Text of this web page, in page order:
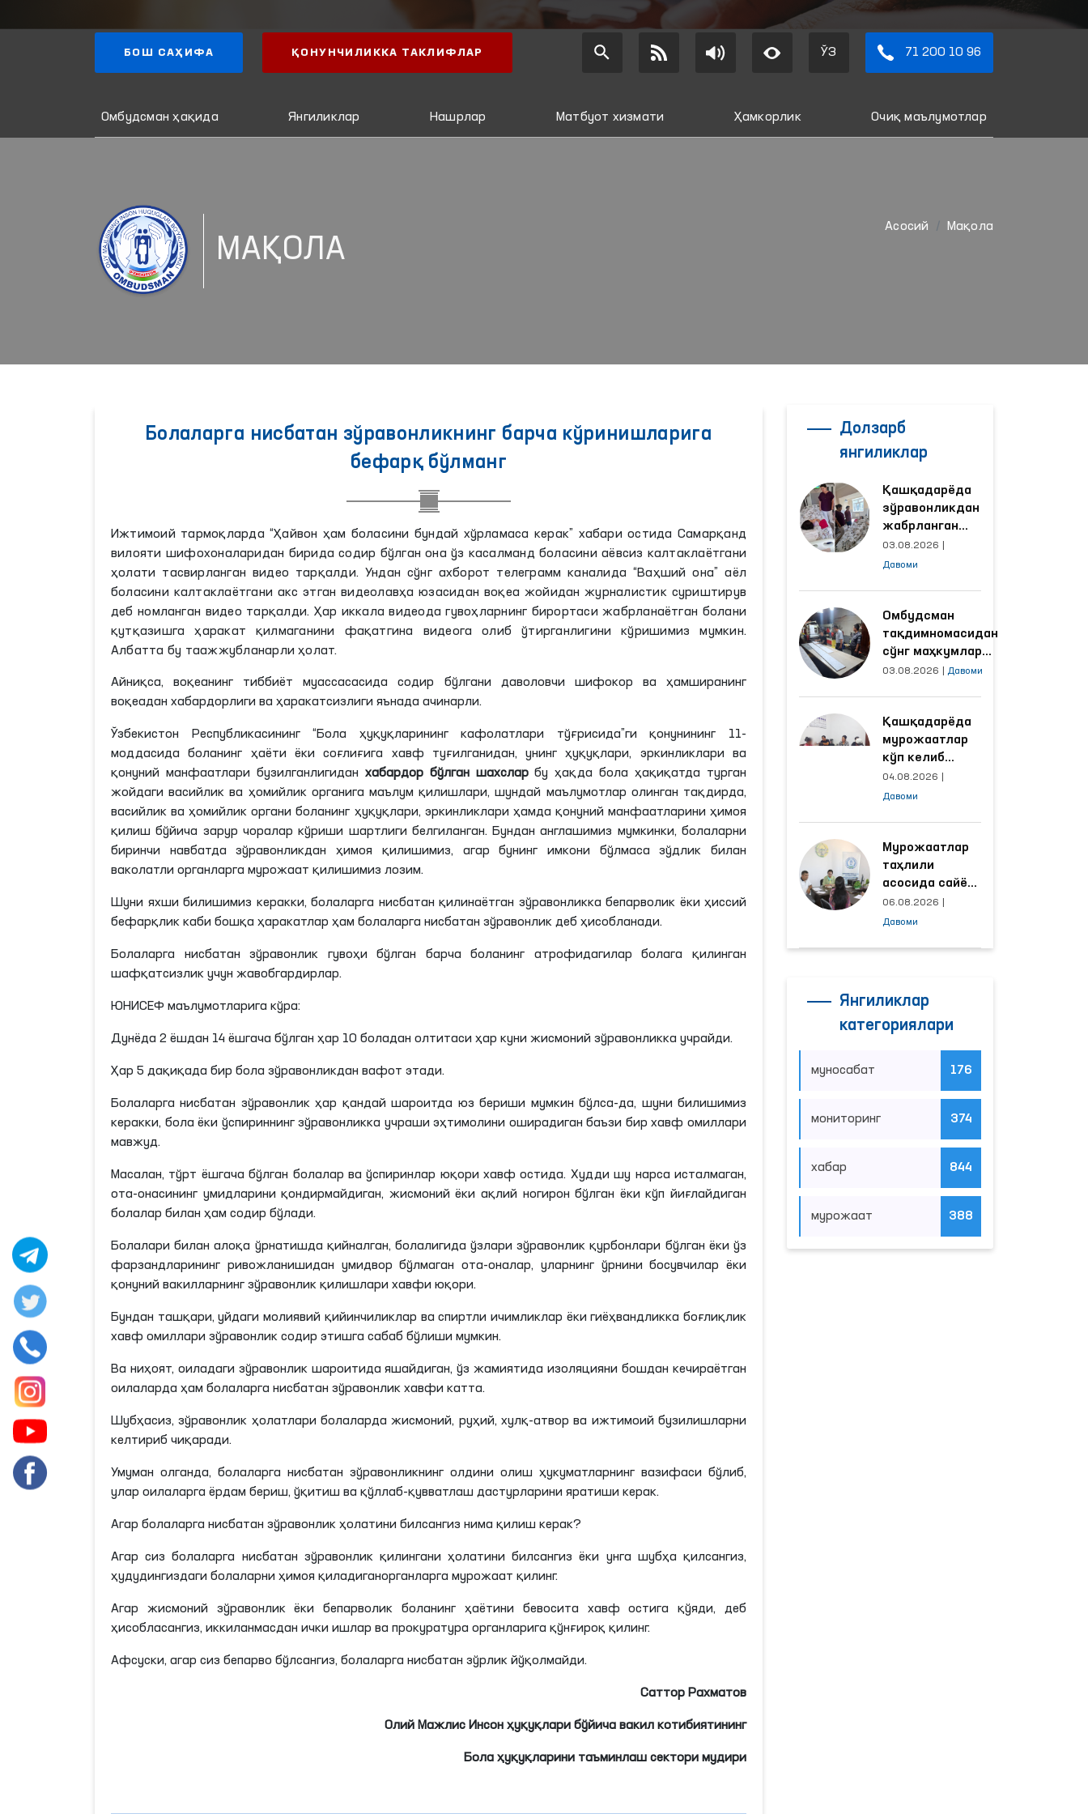
БОШ САҲИФА ҚОНУНЧИЛИККА ТАКЛИФЛАР ЎЗ 71 200 10 96
Омбудсман ҳақида Янгиликлар Нашрлар Матбуот хизмати Ҳамкорлик Очиқ маълумотлар
МАҚОЛА
Aсосий Мақола
Болаларга нисбатан зўравонликнинг барча кўринишларига
бефарқ бўлманг
Ижтимоий тармоқларда “Ҳайвон ҳам боласини бундай хўрламаса керак” хабари остида Самарқанд
вилояти шифохоналаридан бирида содир бўлган она ўз касалманд боласини аёвсиз калтаклаётгани
ҳолати тасвирланган видео тарқалди. Ундан сўнг ахборот телеграмм каналида “Ваҳший она” аёл
боласини калтаклаётгани акс этган видеолавҳа юзасидан воқеа жойидан журналистик суриштирув
деб номланган видео тарқалди. Ҳар иккала видеода гувоҳларнинг бирортаси жабрланаётган болани
қутқазишга ҳаракат қилмаганини фақатгина видеога олиб ўтирганлигини кўришимиз мумкин.
Албатта бу таажжубланарли ҳолат.
Айниқса, воқеанинг тиббиёт муассасасида содир бўлгани даволовчи шифокор ва ҳамширанинг
воқеадан хабардорлиги ва ҳаракатсизлиги яънада ачинарли.
Ўзбекистон Республикасининг “Бола ҳуқуқларининг кафолатлари тўғрисида”ги қонунининг 11-
моддасида боланинг ҳаёти ёки соғлиғига хавф туғилганидан, унинг ҳуқуқлари, эркинликлари ва
қонуний манфаатлари бузилганлигидан хабардор бўлган шахсларбу ҳақда бола ҳақиқатда турган
жойдаги васийлик ва ҳомийлик органига маълум қилишлари, шундай маълумотлар олинган тақдирда,
васийлик ва ҳомийлик органи боланинг ҳуқуқлари, эркинликлари ҳамда қонуний манфаатларини ҳимоя
қилиш бўйича зарур чоралар кўриши шартлиги белгиланган. Бундан англашимиз мумкинки, болаларни
биринчи навбатда зўравонликдан ҳимоя қилишимиз, агар бунинг имкони бўлмасазўдлик билан
ваколатли органларга мурожаат қилишимиз лозим.
Шуни яхши билишимиз керакки, болаларга нисбатан қилинаётган зўравонликка бепарволик ёки ҳиссий
бефарқлик каби бошқа ҳаракатлар ҳам болаларга нисбатан зўравонлик деб ҳисобланади.
Болаларга нисбатан зўравонлик гувоҳи бўлган барча боланинг атрофидагилар болага қилинган
шафқатсизлик учун жавобгардирлар.
ЮНИСЕФ маълумотларига кўра:
Дунёда 2 ёшдан 14 ёшгача бўлган ҳар 10 боладан олтитаси ҳар куни жисмоний зўравонликка учрайди.
Ҳар 5 дақиқада бир бола зўравонликдан вафот этади.
Болаларга нисбатан зўравонлик ҳар қандай шароитда юз бериши мумкин бўлса-да, шуни билишимиз
керакки, бола ёки ўспириннинг зўравонликка учраши эҳтимолини оширадиган баъзи бир хавф омиллари
мавжуд.
Масалан, тўрт ёшгача бўлган болалар ва ўспиринлар юқори хавф остида. Худди шу нарса исталмаган,
ота-онасининг умидларини қондирмайдиган, жисмоний ёки ақлий ногирон бўлган ёки кўп йиғлайдиган
болалар билан ҳам содир бўлади.
Болалари билан алоқа ўрнатишда қийналган, болалигида ўзлари зўравонлик қурбонлари бўлган ёки ўз
фарзандларининг ривожланишидан умидвор бўлмаган ота-оналар, уларнинг ўрнини босувчилар ёки
қонуний вакилларнинг зўравонлик қилишлари хавфи юқори.
Бундан ташқари, уйдаги молиявий қийинчиликлар ва спиртли ичимликлар ёки гиёҳвандликка боғлиқлик
хавф омиллари зўравонлик содир этишга сабаб бўлиши мумкин.
Ва ниҳоят, оиладаги зўравонлик шароитида яшайдиган, ўз жамиятида изоляцияни бошдан кечираётган
оилаларда ҳам болаларга нисбатан зўравонлик хавфи катта.
Шубҳасиз, зўравонлик ҳолатлари болаларда жисмоний, руҳий, хулқ-атвор ва ижтимоий бузилишларни
келтириб чиқаради.
Умуман олганда, болаларга нисбатан зўравонликнинг олдини олиш ҳукуматларнинг вазифаси бўлиб,
улар оилаларга ёрдам бериш, ўқитиш ва қўллаб-қувватлаш дастурларини яратиши керак.
Aгар болаларга нисбатан зўравонлик ҳолатини билсангиз нима қилиш керак?
Aгар сиз болаларга нисбатан зўравонлик қилингани ҳолатини билсангиз ёки унга шубҳа қилсангиз,
ҳудудингиздаги болаларни ҳимоя қиладиганорганларга мурожаат қилинг.
Aгар жисмоний зўравонлик ёки бепарволик боланинг ҳаётини бевосита хавф остигақўяди, деб
ҳисобласангиз, иккиланмасдан ички ишлар ва прокуратура органларига қўнғироқ қилинг.
Aфсуски, агар сиз бепарво бўлсангиз, болаларга нисбатан зўрлик йўқолмайди.
Саттор Рахматов
Олий Мажлис Инсон ҳуқуқлари бўйича вакил котибиятининг
Бола ҳуқуқларини таъминлаш сектори мудири
Долзарб
янгиликлар
Қашқадарёда
зўравонликдан
жабрланган
аёлнинг ҳолати
Омбудсман
03.08.2026
Давоми
Омбудсман
тақдимномасидан
сўнг маҳкумлар
меҳнат қилаётган
яхшиланди
03.08.2026 Давоми
Қашқадарёда
мурожаатлар
кўп келиб
тушаётган
ҳудудлар
ишлаш йўлга
қўйилди
04.08.2026
Давоми
Мурожаатлар
таҳлили
асосида сайёр
қабул
ўтказиладиган
06.08.2026
Давоми
Янгиликлар
категориялари
муносабат 176
мониторинг 374
хабар 844
мурожаат 388